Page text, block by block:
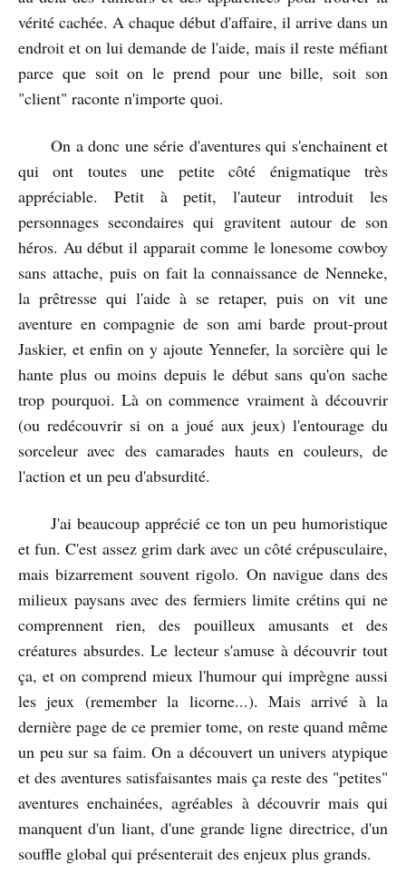
vérité cachée. A chaque début d'affaire, il arrive dans un
endroit et on lui demande de l'aide, mais il reste méfiant
parce que soit on le prend pour une bille, soit son
"client" raconte n'importe quoi.
On a donc une série d'aventures qui s'enchainent et
qui ont toutes une petite côté énigmatique très
appréciable. Petit à petit, l'auteur introduit les
personnages secondaires qui gravitent autour de son
héros. Au début il apparait comme le lonesome cowboy
sans attache, puis on fait la connaissance de Nenneke,
la prêtresse qui l'aide à se retaper, puis on vit une
aventure en compagnie de son ami barde prout-prout
Jaskier, et enfin on y ajoute Yennefer, la sorcière qui le
hante plus ou moins depuis le début sans qu'on sache
trop pourquoi. Là on commence vraiment à découvrir
(ou redécouvrir si on a joué aux jeux) l'entourage du
sorceleur avec des camarades hauts en couleurs, de
l'action et un peu d'absurdité.
J'ai beaucoup apprécié ce ton un peu humoristique
et fun. C'est assez grim dark avec un côté crépusculaire,
mais bizarrement souvent rigolo. On navigue dans des
milieux paysans avec des fermiers limite crétins qui ne
comprennent rien, des pouilleux amusants et des
créatures absurdes. Le lecteur s'amuse à découvrir tout
ça, et on comprend mieux l'humour qui imprègne aussi
les jeux (remember la licorne...). Mais arrivé à la
dernière page de ce premier tome, on reste quand même
un peu sur sa faim. On a découvert un univers atypique
et des aventures satisfaisantes mais ça reste des "petites"
aventures enchainées, agréables à découvrir mais qui
manquent d'un liant, d'une grande ligne directrice, d'un
souffle global qui présenterait des enjeux plus grands.